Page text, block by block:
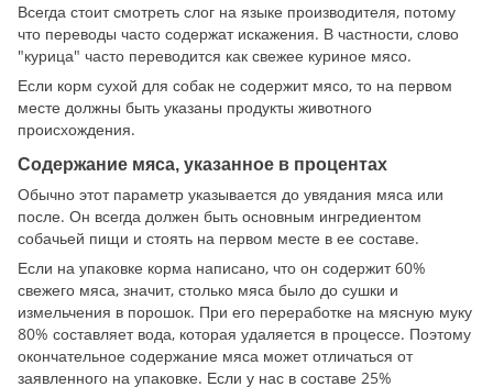
Всегда стоит смотреть слог на языке производителя, потому
что переводы часто содержат искажения. В частности, слово
"курица" часто переводится как свежее куриное мясо.
Если корм сухой для собак не содержит мясо, то на первом
месте должны быть указаны продукты животного
происхождения.
Содержание мяса, указанное в процентах
Обычно этот параметр указывается до увядания мяса или
после. Он всегда должен быть основным ингредиентом
собачьей пищи и стоять на первом месте в ее составе.
Если на упаковке корма написано, что он содержит 60%
свежего мяса, значит, столько мяса было до сушки и
измельчения в порошок. При его переработке на мясную муку
80% составляет вода, которая удаляется в процессе. Поэтому
окончательное содержание мяса может отличаться от
заявленного на упаковке. Если у нас в составе 25%